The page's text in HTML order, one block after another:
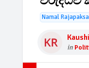
Namal Rajapaksa
Kaushi
in